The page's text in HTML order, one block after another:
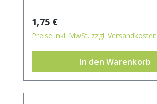
Regulärer Preis:
1,75 €
Preise inkl. MwSt. zzgl. Versandkosten
In den Warenkorb